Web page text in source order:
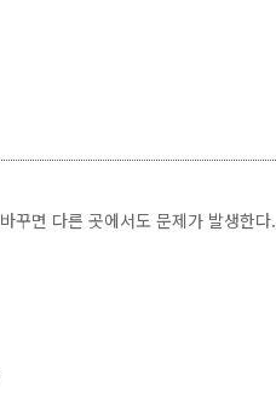
꾸면 다른 곳에서도 문제가 발생한다.